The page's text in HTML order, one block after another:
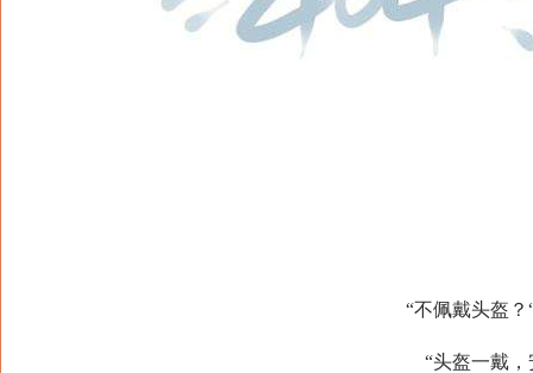
“不佩戴头盔？“
“头盔一戴，